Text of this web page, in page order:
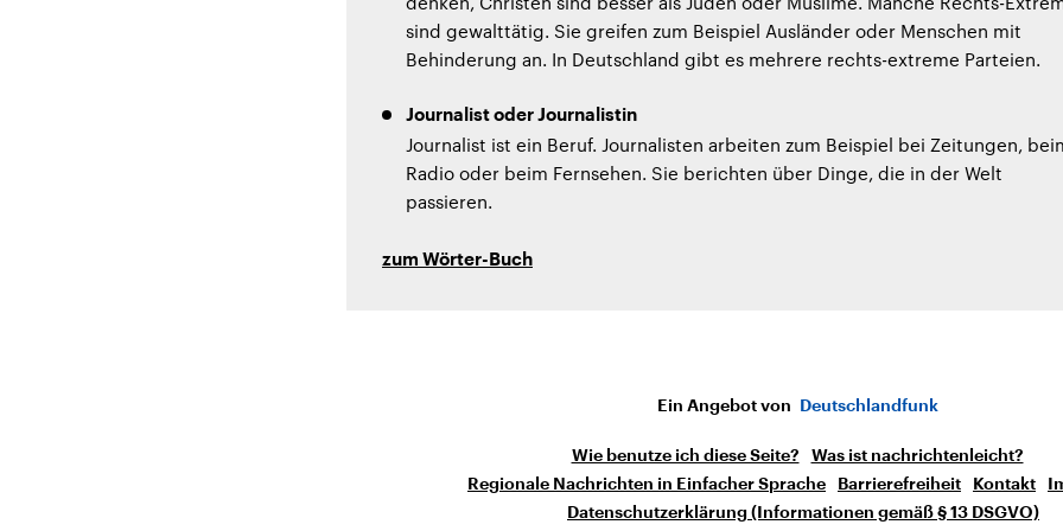
sind gewalttätig. Sie greifen zum Beispiel Ausländer oder Menschen mit
Behinderung an. In Deutschland gibt es mehrere rechts-extreme Parteien.
Journalist oder Journalistin
Journalist ist ein Beruf. Journalisten arbeiten zum Beispiel bei Zeitungen,
Radio oder beim Fernsehen. Sie berichten über Dinge, die in der Welt
passieren.
zum Wörter-Buch
Ein Angebot von Deutschlandfunk
Wie benutze ich diese Seite?
Was ist nachrichtenleicht?
Regionale Nachrichten in Einfacher Sprache
Barrierefreiheit Kontakt
Datenschutzerklärung (Informationen gemäß § 13 DSGVO)